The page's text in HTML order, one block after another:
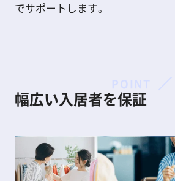
でサポートします。
幅広い入居者を保証